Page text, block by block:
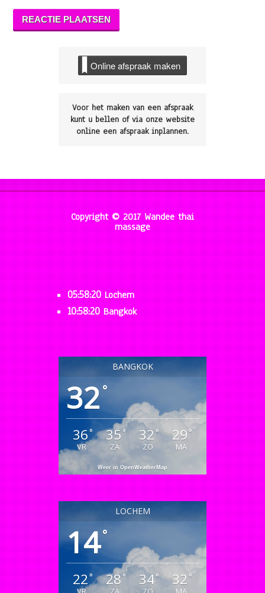
Online afspraak maken
Voor het maken van een afspraak
kunt u bellen of via onze website
online een afspraak inplannen.
Copyright © 2017 Wandee thai
massage
05:58:20 Lochem
10:58:20 Bangkok
BANGKOK
32°
36°
VR
35°
ZA
32 °
ZO
29 °
MA
Weer in OpenWeatherMap
LOCHEM
14°
22° 28° 34° 32 °